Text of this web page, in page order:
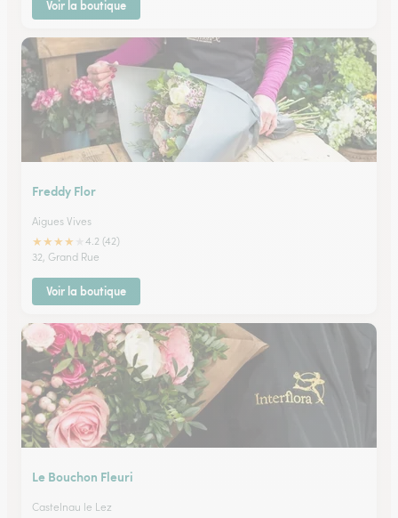
Voir la boutique
Freddy Flor
Aigues Vives
★★★★
4.2 (42)
32, Grand Rue
Voir la boutique
Le Bouchon Fleuri
Castelnau le Lez